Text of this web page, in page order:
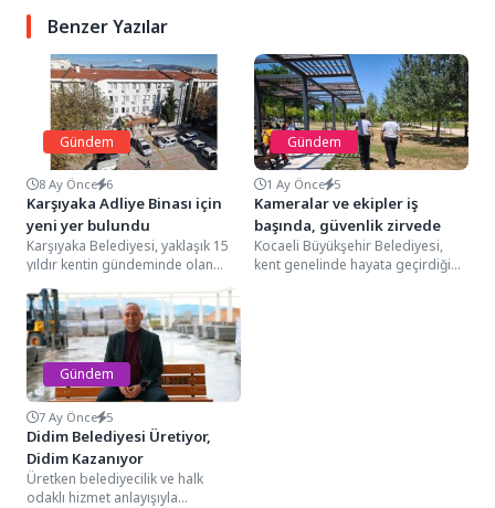
Benzer Yazılar
Gündem
8 Ay Önce 6
Karşıyaka Adliye Binası için
yeni yer bulundu
Karşıyaka Belediyesi, yaklaşık 15
yıldır kentin gündeminde olan
çalışmasını...
Gündem
1 Ay Önce 5
Kameralar ve ekipler iş
başında, güvenlik zirvede
Kocaeli Büyükşehir Belediyesi,
kent genelinde hayata geçirdiği
Gündem
7 Ay Önce 5
Didim Belediyesi Üretiyor,
Didim Kazanıyor
Üretken belediyecilik ve halk
odaklı hizmet anlayışıyla